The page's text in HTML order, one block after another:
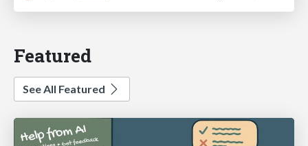
Featured
See All Featured